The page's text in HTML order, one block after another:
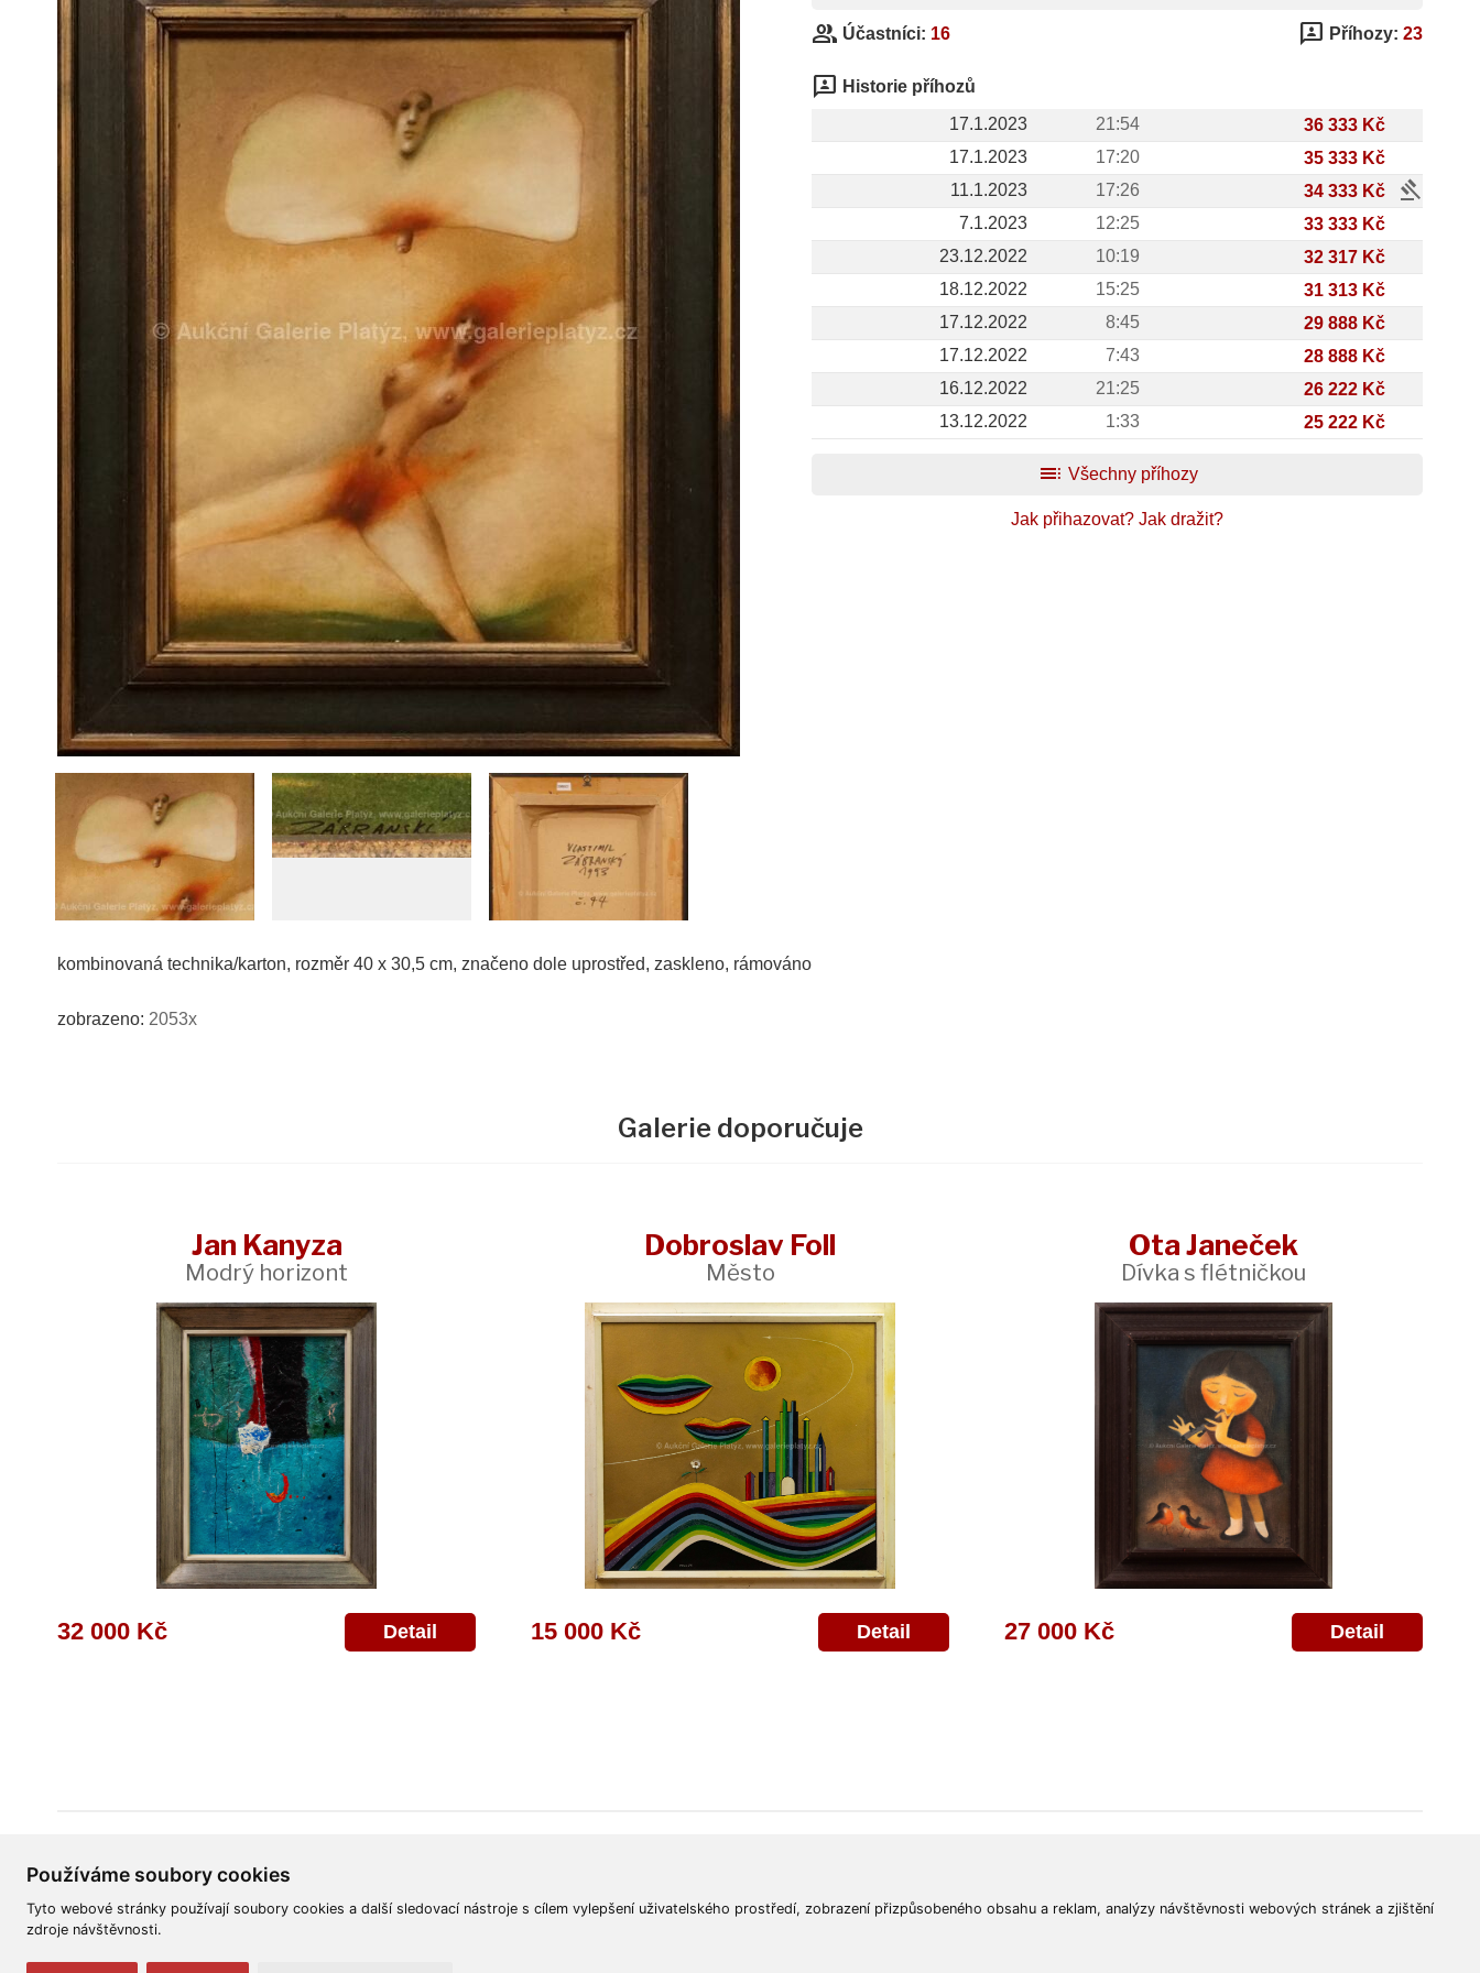
Používáme soubory cookies
Tyto webové stránky používají soubory cookies a další sledovací nástroje s cílem vylepšení uživatelského prostředí, zobrazení přizpůsobeného obsahu a reklam, analýzy návštěvnosti webových stránek a zjištění
zdroje návštěvnosti.
kombinovaná technika/karton, rozměr 40 x 30,5 cm, značeno dole uprostřed, zaskleno, rámováno
zobrazeno: 2053x
group Účastníci: 16 3p Příhozy: 23
3p Historie příhozů
17.1.2023
21:54
36 333 Kč
17.1.2023
17:20
35 333 Kč
11.1.2023
17:26 34 333 Kč gavel
7.1.2023 12:25
33 333 Kč
23.12.2022
10:19
32 317 Kč
18.12.2022
15:25
31 313 Kč
17.12.2022
8:45
29 888 Kč
17.12.2022
7:43
28 888 Kč
16.12.2022
21:25
26 222 Kč
13.12.2022
1:33 25 222 Kč
toc Všechny příhozy
Jak přihazovat? Jak dražit?
Galerie doporučuje
Jan Kanyza
Modrý horizont
32 000 Kč Detail
Dobroslav Foll
Město
15 000 Kč Detail
Ota Janeček
Dívka s flétničkou
27 000 Kč Detail